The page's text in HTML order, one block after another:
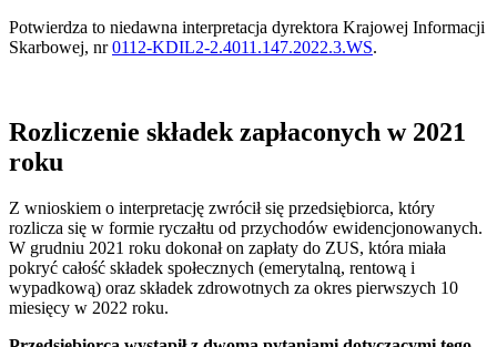
Potwierdza to niedawna interpretacja dyrektora Krajowej Informacji
Skarbowej, nr0112-KDIL2-2.4011.147.2022.3.WS.
Rozliczenie składek zapłaconych w 2021
roku
Z wnioskiem o interpretację zwrócił się przedsiębiorca, który
rozlicza się w formie ryczałtu od przychodów ewidencjonowanych.
W grudniu 2021 roku dokonał on zapłaty do ZUS, która miała
pokryć całość składek społecznych (emerytalną, rentową i
wypadkową) oraz składek zdrowotnych za okres pierwszych 10
miesięcy w 2022 roku.